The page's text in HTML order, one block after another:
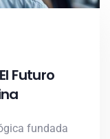
Futuro
fundada